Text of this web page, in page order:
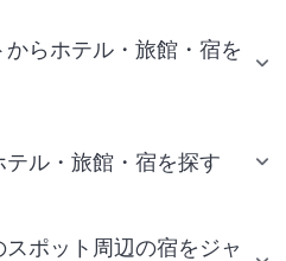
らホテル・旅館・宿を
ル・旅館・宿を探す
ポット周辺の宿をジャ